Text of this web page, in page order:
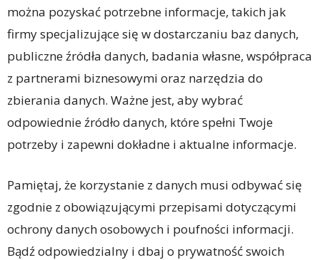
można pozyskać potrzebne informacje, takich jak
firmy specjalizujące się w dostarczaniu baz danych,
publiczne źródła danych, badania własne, współpraca
z partnerami biznesowymi oraz narzędzia do
zbierania danych. Ważne jest, aby wybrać
odpowiednie źródło danych, które spełni Twoje
potrzeby i zapewni dokładne i aktualne informacje.
Pamiętaj, że korzystanie z danych musi odbywać się
zgodnie z obowiązującymi przepisami dotyczącymi
ochrony danych osobowych i poufności informacji.
Bądź odpowiedzialny i dbaj o prywatność swoich